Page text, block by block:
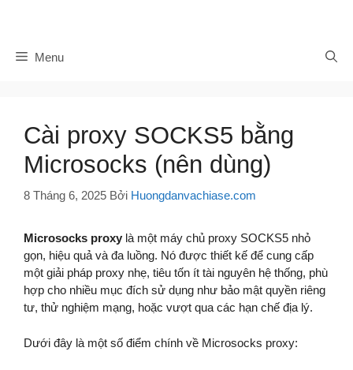
Menu
Cài proxy SOCKS5 bằng
Microsocks (nên dùng)
8 Tháng 6, 2025 Bởi Huongdanvachiase.com
Microsocks proxy là một máy chủ proxy SOCKS5 nhỏ
gọn, hiệu quả và đa luồng. Nó được thiết kế để cung cấp
một giải pháp proxy nhẹ, tiêu tốn ít tài nguyên hệ thống, phù
hợp cho nhiều mục đích sử dụng như bảo mật quyền riêng
tư, thử nghiệm mạng, hoặc vượt qua các hạn chế địa lý.
Dưới đây là một số điểm chính về Microsocks proxy: